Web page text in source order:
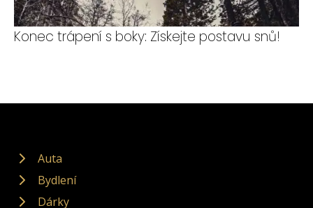
Konec trápení s boky: Získejte postavu snů!
Auta
Bydlení
Dárky